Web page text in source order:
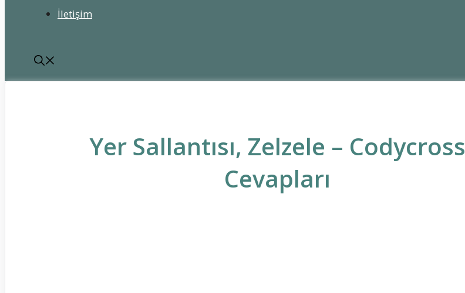
İletişim
Yer Sallantısı, Zelzele – Codycross
Cevapları